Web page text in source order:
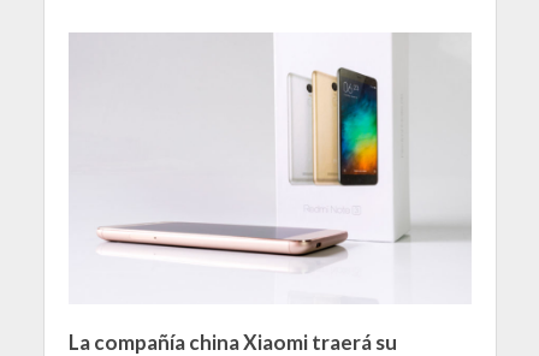
La compañía china Xiaomi traerá su